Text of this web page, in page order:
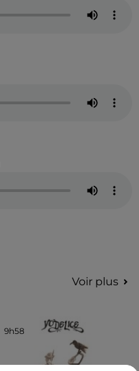
Voir plus
9h58
9h58